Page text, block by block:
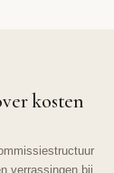
kosten
verrassingen bij